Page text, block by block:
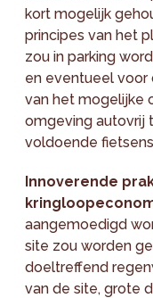
kort mogelijk
principes van het
zou in parking
en eventueel voor
van het mogelijke
omgeving autovrij
voldoende
Innoverende
aangemoedigd
site zou worden
doeltreffend
van de site, grote